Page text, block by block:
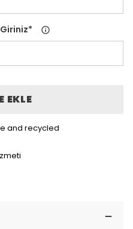
Giriniz*
EKLE
and recycled